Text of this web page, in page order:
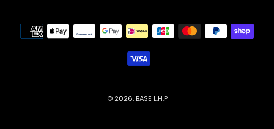
決
済
方
法
© 2026, BASE L.H.P